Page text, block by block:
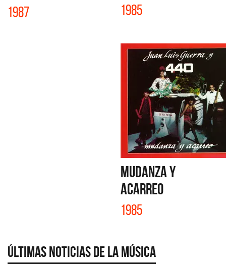
1987 1985
MUDANZA Y
ACARREO
1985
Últimas Noticias de la Música